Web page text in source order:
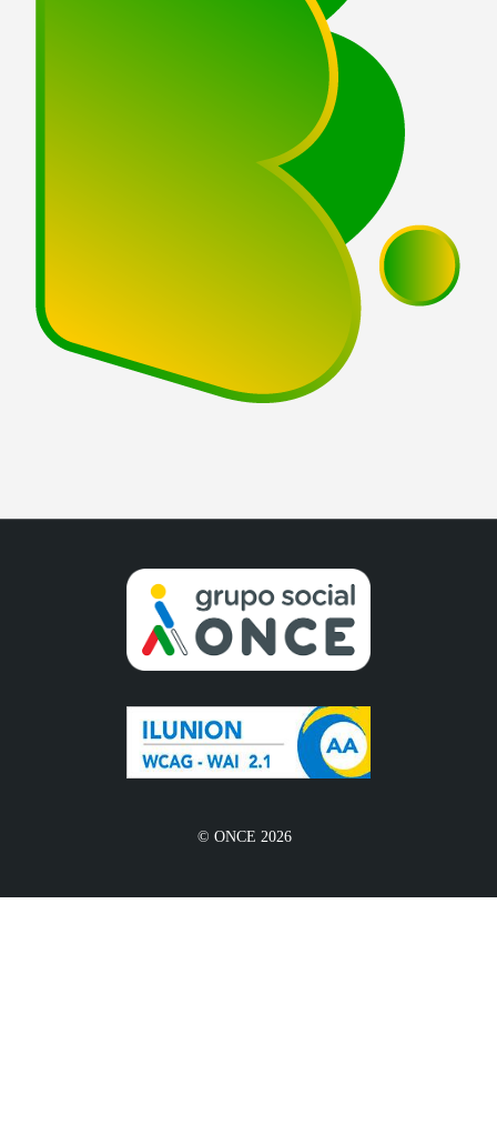
© ONCE 2026